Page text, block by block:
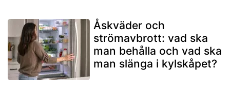
Åskväder och
strömavbrott: vad ska
man behålla och vad ska
man slänga i kylskåpet?